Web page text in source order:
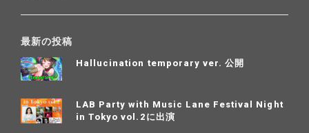
最新の投稿
Hallucination temporary ver. 公開
LAB Party with Music Lane Festival Night
in Tokyo vol.2に出演